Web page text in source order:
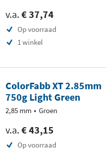
v.a. € 37,74
Op voorraad
1 winkel
ColorFabb XT 2.85mm
750g Light Green
2,85 mm Groen
v.a. € 43,15
Op voorraad